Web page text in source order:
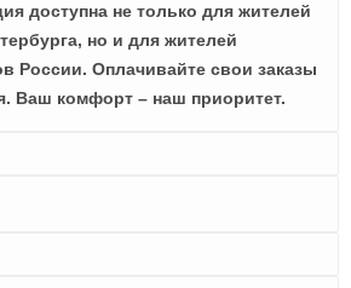
доступна не только для жителей
но и для жителей
России. Оплачивайте свои заказы
Ваш комфорт – наш приоритет.